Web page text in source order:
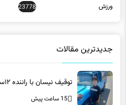
ورزش 23778
جدیدترین مقالات
توقیف نیسان با راننده ۱۲ساله در قزوین
15 ساعت پیش